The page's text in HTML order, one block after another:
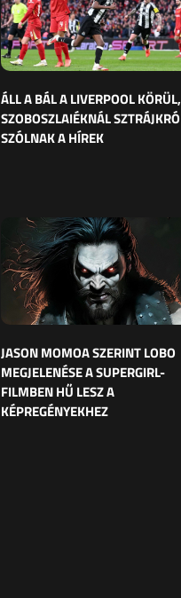
ÁLL A BÁL A LIVERPOOL KÖRÜL,
SZOBOSZLAIÉKNÁL
SZÓLNAK A HÍREK
JASON MOMOA SZERINT LOBO
MEGJELENÉSE A SUPERGIRL-
FILMBEN HŰ LESZ A
KÉPREGÉNYEKHEZ